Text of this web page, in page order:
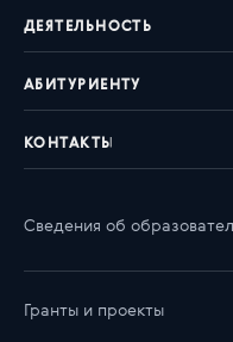
ДЕЯТЕЛЬНОСТЬ
АБИТУРИЕНТУ
КОНТАКТЫ
Сведения об
Гранты и проекты